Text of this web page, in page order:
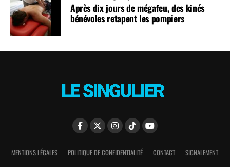
Après dix jours de mégafeu, des kinés
bénévoles retapent les pompiers
MENTIONS LÉGALES POLITIQUE DE CONFIDENTIALITÉ CONTACT SIGNALEMENT